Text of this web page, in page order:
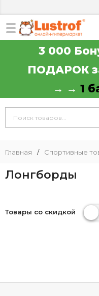
3 000
ПОДАРОК
→ → 1
Главная / Спортивные
Лонгборды
Товары со скидкой